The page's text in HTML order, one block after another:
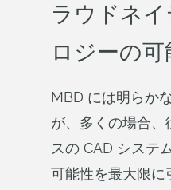
ラウドネ
ロジーの可
MBD には明らか
が、多くの場合、
スの CAD システ
可能性を最大限に